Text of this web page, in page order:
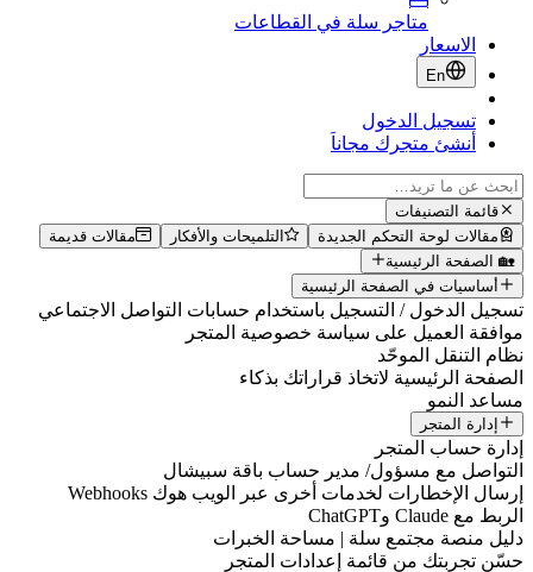
متاجر سلة في القطاعات
الاسعار
En
تسجيل الدخول
أنشئ متجرك مجاناَ
قائمة التصنيفات
مقالات لوحة التحكم الجديدة
التلميحات والأفكار
مقالات قديمة
🏡 الصفحة الرئيسية
أساسيات في الصفحة الرئيسية
تسجيل الدخول / التسجيل باستخدام حسابات التواصل الاجتماعي
موافقة العميل على سياسة خصوصية المتجر
نظام التنقل الموحّد
الصفحة الرئيسية لاتخاذ قراراتك بذكاء
مساعد النمو
إدارة المتجر
إدارة حساب المتجر
التواصل مع مسؤول/ مدير حساب باقة سبيشال
إرسال الإخطارات لخدمات أخرى عبر الويب هوك Webhooks
الربط مع Claude وChatGPT
دليل منصة مجتمع سلة | مساحة الخبرات
حسّن تجربتك من قائمة إعدادات المتجر